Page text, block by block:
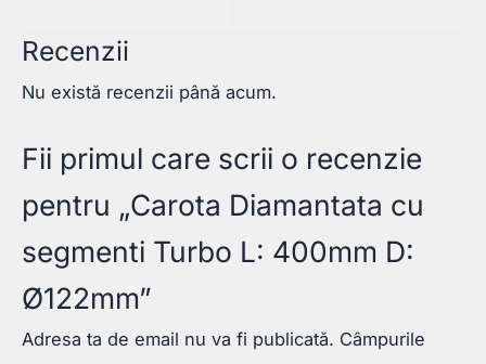
Recenzii
Nu există recenzii până acum.
Fii primul care scrii o recenzie
pentru „Carota Diamantata cu
segmenti Turbo L: 400mm D:
Ø122mm”
Adresa ta de email nu va fi publicată. Câmpurile